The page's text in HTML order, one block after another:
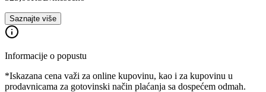
Saznajte više
Informacije o popustu
*Iskazana cena važi za online kupovinu, kao i za kupovinu u
prodavnicama za gotovinski način plaćanja sa dospećem odmah.